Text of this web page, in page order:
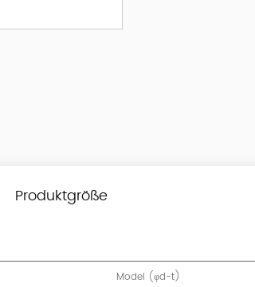
Produktgröße
Model (φd-t)